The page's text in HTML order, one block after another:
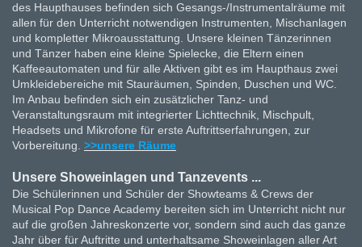
des Haupthauses befinden sich Gesangs-/Instrumentalräume mit
allen für den Unterricht notwendigen Instrumenten, Mischanlagen
und kompletter Mikroausstattung. Unsere kleinen Tänzerinnen
und Tänzer haben eine kleine Spielecke, die Eltern einen
Kaffeeautomaten und für alle Aktiven gibt es im Haupthaus zwei
Umkleidebereiche mit Stauräumen, Spinden, Duschen und WC.
Im Anbau befinden sich ein zusätzlicher Tanz- und
Veranstaltungsraum mit integrierter Lichttechnik, Mischpult,
Headsets und Mikrofone für erste Auftrittserfahrungen, zur
Vorbereitung. >>unsere Räume
Unsere Showeinlagen und Tanzevents ...
Die Schülerinnen und Schüler der Showteams & Crews der
Musical Pop Dance Academy bereiten sich im Unterricht nicht nur
auf die großen Jahreskonzerte vor, sondern sind auch das ganze
Jahr über für Auftritte und unterhaltsame Showeinlagen aller Art